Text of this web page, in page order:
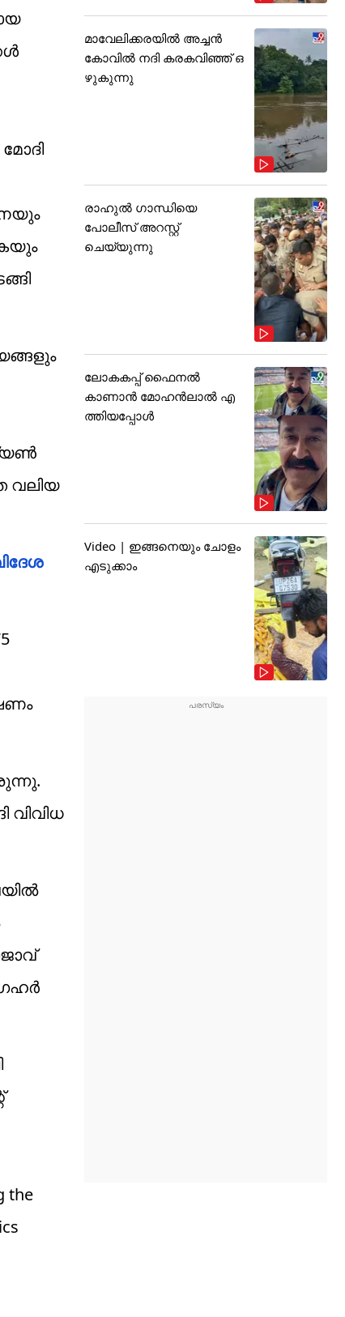
വലിയ
വിവിധ
the
മാവേലിക്കരയിൽ അച്ചൻ
കോവിൽ നദി കരകവിഞ്ഞ് ഒ
ഴുകുന്നു
രാഹുൽ ഗാന്ധിയെ
പോലീസ് അറസ്റ്റ്
ചെയ്യുന്നു
ലോകകപ്പ് ഫൈനൽ
കാണാൻ മോഹൻലാൽ എ
ത്തിയപ്പോൾ
Video | ഇങ്ങനെയും ചോളം
എടുക്കാം